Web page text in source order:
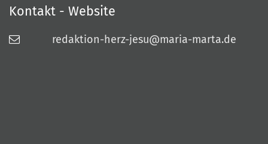
Kontakt - Website
redaktion-herz-jesu@maria-marta.de